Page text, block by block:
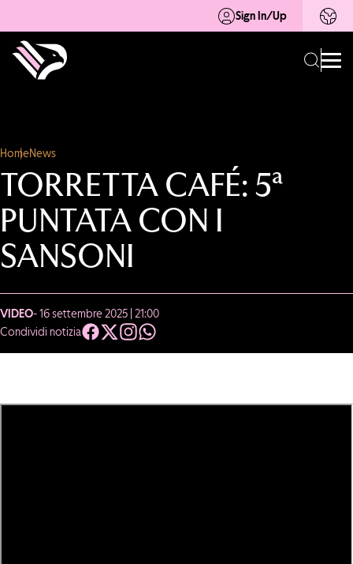
Sign In/Up
HomeNews
TORRETTA CAFÉ: 5ª
PUNTATA CON I
SANSONI
VIDEO- 16 settembre 2025 | 21:00
Condividi notizia